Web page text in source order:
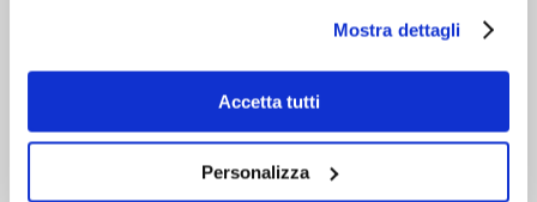
Mostra dettagli
Accetta tutti
Personalizza